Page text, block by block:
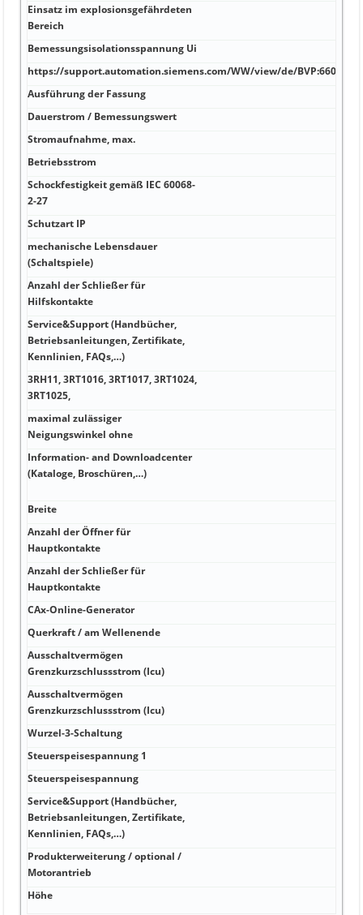
Einsatz im explosionsgefährdeten
Bereich
Bemessungsisolationsspannung Ui
https://support.automation.siemens.com/WW/view/de/BVP:660705/
Ausführung der Fassung
Dauerstrom / Bemessungswert
Stromaufnahme, max.
Betriebsstrom
Schockfestigkeit gemäß IEC 60068-
2-27
Schutzart IP
mechanische Lebensdauer
(Schaltspiele)
Anzahl der Schließer für
Hilfskontakte
Service&Support (Handbücher,
Betriebsanleitungen, Zertifikate,
Kennlinien, FAQs,…)
3RH11, 3RT1016, 3RT1017, 3RT1024,
3RT1025,
maximal zulässiger
Neigungswinkel ohne
Information- and Downloadcenter
(Kataloge, Broschüren,…)
Breite
Anzahl der Öffner für
Hauptkontakte
Anzahl der Schließer für
Hauptkontakte
CAx-Online-Generator
Querkraft / am Wellenende
Ausschaltvermögen
Grenzkurzschlussstrom (Icu)
Ausschaltvermögen
Grenzkurzschlussstrom (Icu)
Wurzel-3-Schaltung
Steuerspeisespannung 1
Steuerspeisespannung
Service&Support (Handbücher,
Betriebsanleitungen, Zertifikate,
Kennlinien, FAQs,…)
Produkterweiterung / optional /
Motorantrieb
Höhe